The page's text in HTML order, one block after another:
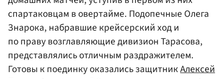
спартаковцам в овертайме. Подопечные Олега
Знарока, набравшие крейсерский ход и
по праву возглавляющие дивизион Тарасова,
представлялись отличным раздражителем.
Готовы к поединку оказались защитникАлексей